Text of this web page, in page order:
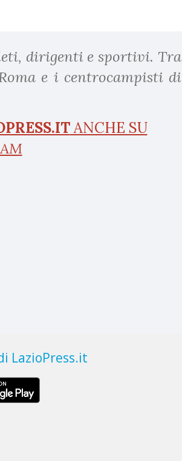
dirigenti e sportivi. Tra
e i centrocampisti di
ANCHE SU